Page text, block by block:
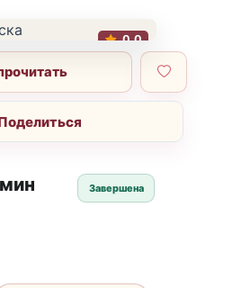
0.0
Завершена